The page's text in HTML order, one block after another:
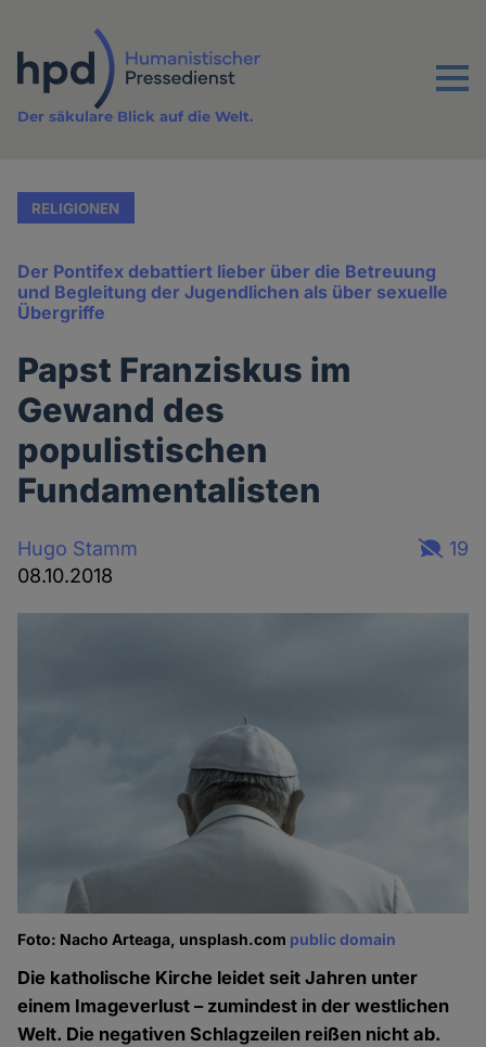
Inhalt
Menu
Der säkulare Blick auf die Welt.
RELIGIONEN
Der Pontifex debattiert lieber über die Betreuung
und Begleitung der Jugendlichen als über sexuelle
Übergriffe
Papst Franziskus im
Gewand des
populistischen
Fundamentalisten
Hugo Stamm
08.10.2018
19
Foto: Nacho Arteaga, unsplash.com public domain
Die katholische Kirche leidet seit Jahren unter
einem Imageverlust – zumindest in der westlichen
Welt. Die negativen Schlagzeilen reißen nicht ab.